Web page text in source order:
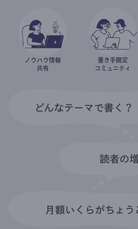
ノウハウ情報
共有
書き手限定
コミュニティ